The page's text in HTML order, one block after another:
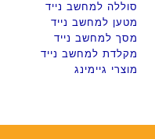
סוללה למחשב נייד
מטען למחשב נייד
מסך למחשב נייד
מקלדת למחשב נייד
מוצרי גיימינג